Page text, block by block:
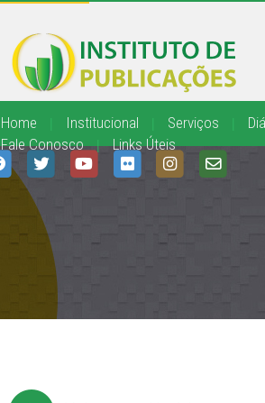
Home Institucional Serviços
Fale Conosco
| Links Úteis